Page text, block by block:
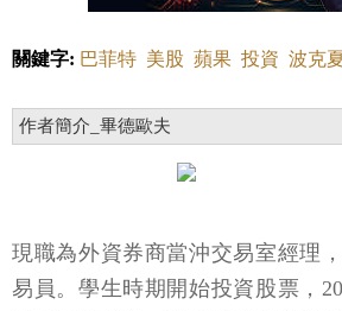
關鍵字: 巴菲特 美股 蘋果 投資 波克
作者簡介_畢德歐夫
現職為外資券商當沖交易室經理
易員。學生時期開始投資股票，